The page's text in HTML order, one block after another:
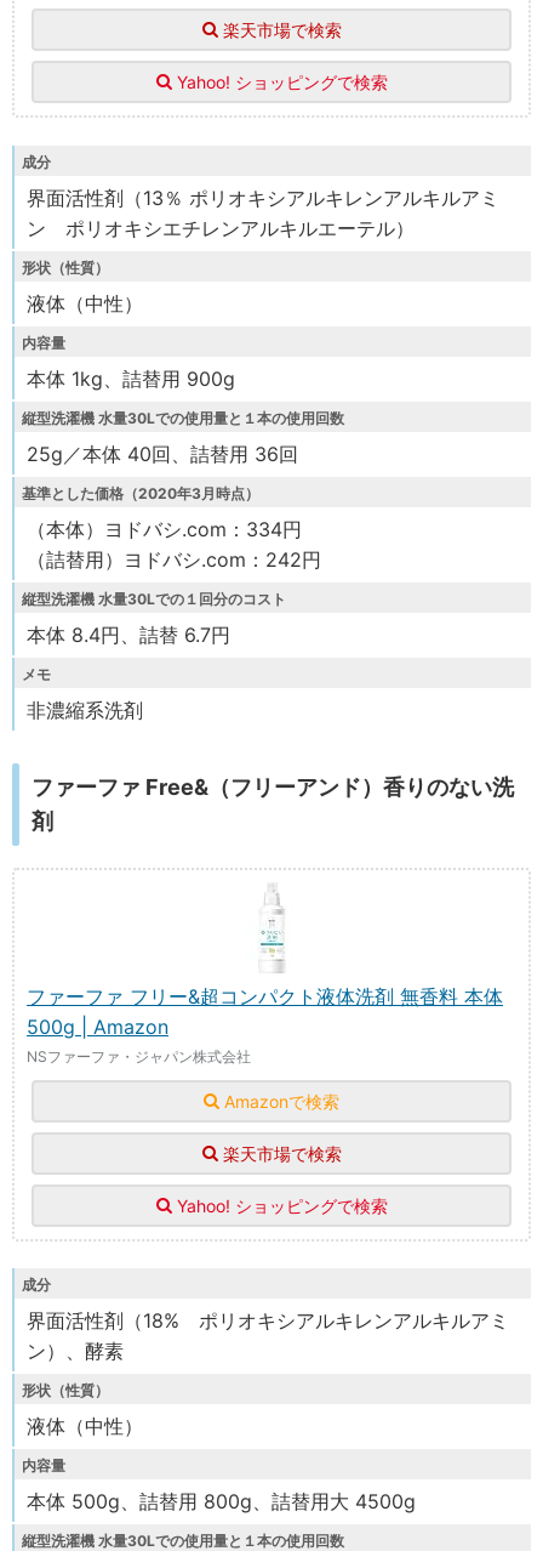
楽天市場で検索
Yahoo! ショッピングで検索
成分
界面活性剤（13％ ポリオキシアルキレンアルキルアミ
ン ポリオキシエチレンアルキルエーテル）
形状（性質）
液体（中性）
内容量
本体 1kg、詰替用 900g
縦型洗濯機 水量30Lでの使用量と１本の使用回数
25g／本体 40回、詰替用 36回
基準とした価格（2020年3月時点）
（本体）ヨドバシ.com：334円
（詰替用）ヨドバシ.com：242円
縦型洗濯機 水量30Lでの１回分のコスト
本体 8.4円、詰替 6.7円
メモ
非濃縮系洗剤
ファーファ Free&（フリーアンド）香りのない洗
剤
ファーファ フリー&超コンパクト液体洗剤 無香料 本体
500g | Amazon
NSファーファ・ジャパン株式会社
Amazonで検索
楽天市場で検索
Yahoo! ショッピングで検索
成分
界面活性剤（18% ポリオキシアルキレンアルキルアミ
ン）、酵素
形状（性質）
液体（中性）
内容量
本体 500g、詰替用 800g、詰替用大 4500g
縦型洗濯機 水量30Lでの使用量と１本の使用回数